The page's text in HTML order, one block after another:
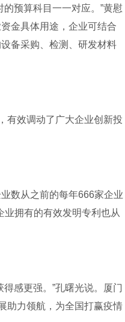
预算科目一一对应。”黄慰
金具体用途，企业可结合
备采购、检测、研发材料
有效调动了广大企业创新投
数从之前的每年666家企业
拥有的有效发明专利也从
感更强。”孔曙光说。厦门
助力领航，为全国打赢疫情